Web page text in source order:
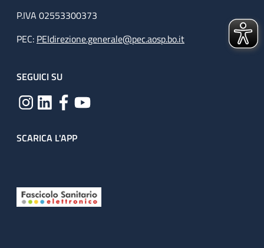
P.IVA 02553300373
PEC: PEIdirezione.generale@pec.aosp.bo.it
SEGUICI SU
SCARICA L'APP